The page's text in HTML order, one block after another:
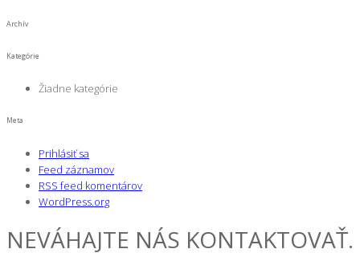
Archív
Kategórie
Žiadne kategórie
Meta
Prihlásiť sa
Feed záznamov
RSS feed komentárov
WordPress.org
NEVÁHAJTE NÁS KONTAKTOVAŤ.